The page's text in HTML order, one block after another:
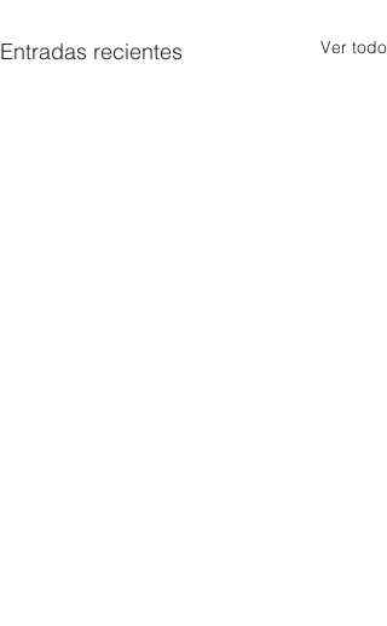
Entradas recientes Ver todo